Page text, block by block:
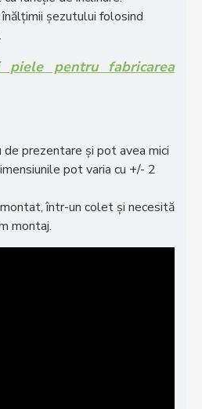
șezutului folosind
pentru fabricarea
prezentare și pot avea mici
pot varia cu +/- 2
într-un colet și necesită
montaj.